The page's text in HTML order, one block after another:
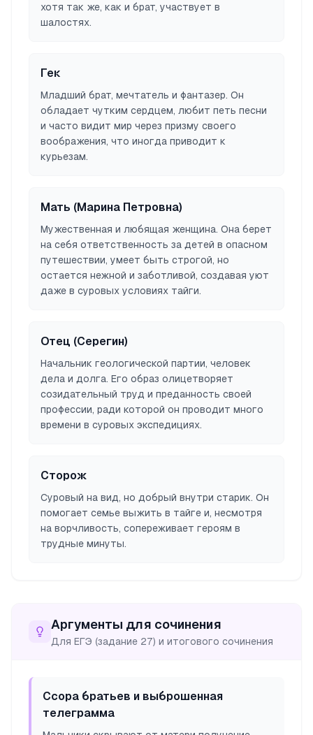
хотя так же, как и брат, участвует в
шалостях.
Гек
Младший брат, мечтатель и фантазер. Он
обладает чутким сердцем, любит петь песни
и часто видит мир через призму своего
воображения, что иногда приводит к
курьезам.
Мать (Марина Петровна)
Мужественная и любящая женщина. Она берет
на себя ответственность за детей в опасном
путешествии, умеет быть строгой, но
остается нежной и заботливой, создавая уют
даже в суровых условиях тайги.
Отец (Серегин)
Начальник геологической партии, человек
дела и долга. Его образ олицетворяет
созидательный труд и преданность своей
профессии, ради которой он проводит много
времени в суровых экспедициях.
Сторож
Суровый на вид, но добрый внутри старик. Он
помогает семье выжить в тайге и, несмотря
на ворчливость, сопереживает героям в
трудные минуты.
Аргументы для сочинения
Для ЕГЭ (задание 27) и итогового сочинения
Ссора братьев и выброшенная
телеграмма